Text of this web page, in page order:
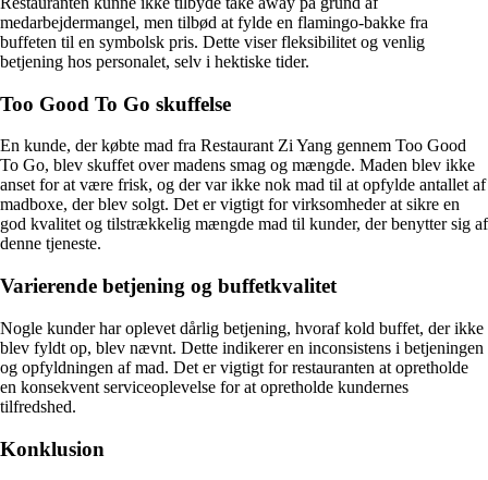
medarbejdermangel, men tilbød at fylde en flamingo-bakke fra
buffeten til en symbolsk pris. Dette viser fleksibilitet og venlig
betjening hos personalet, selv i hektiske tider.
Too Good To Go skuffelse
En kunde, der købte mad fra Restaurant Zi Yang gennem Too Good
To Go, blev skuffet over madens smag og mængde. Maden blev ikke
anset for at være frisk, og der var ikke nok mad til at opfylde antallet af
madboxe, der blev solgt. Det er vigtigt for virksomheder at sikre en
god kvalitet og tilstrækkelig mængde mad til kunder, der benytter sig af
denne tjeneste.
Varierende betjening og buffetkvalitet
Nogle kunder har oplevet dårlig betjening, hvoraf kold buffet, der ikke
blev fyldt op, blev nævnt. Dette indikerer en inconsistens i betjeningen
og opfyldningen af mad. Det er vigtigt for restauranten at opretholde
en konsekvent serviceoplevelse for at opretholde kundernes
tilfredshed.
Konklusion